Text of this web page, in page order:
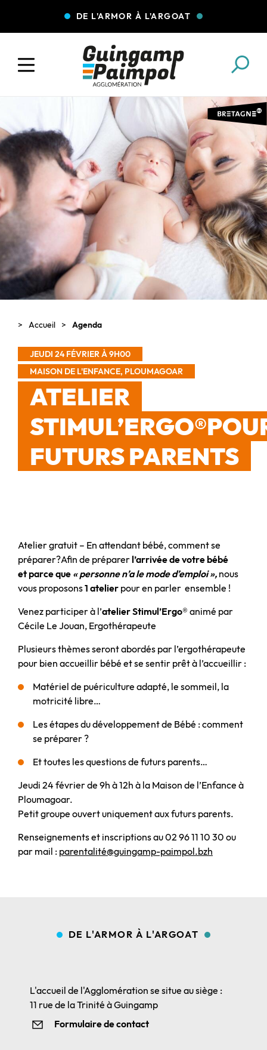
DE L'ARMOR À L'ARGOAT
COLLECTE DES DÉCHETS EAU ET ASSAINISSEMENT
ENFANCE JEUNESSE L'AGGLO' RECRUTE
ASSOCIATIONS PISCINES
Accueil Agenda
JEUDI 24 FÉVRIER À 9H00
MAISON DE L'ENFANCE, PLOUMAGOAR
ATELIER
FUTURS PARENTS
Atelier gratuit – En attendant bébé, comment se
préparer?Afin de préparer l’arrivée de votre bébé
et parce que « personne n’a le mode d’emploi », nous
vous proposons1 atelier pour en parler ensemble !
Venez participer à l’atelier Stimul’Ergo® animé par
Cécile Le Jouan, Ergothérapeute
Plusieurs thèmes seront abordés par l’ergothérapeute
pour bien accueillir bébé et se sentir prêt à l’accueillir :
Matériel de puériculture adapté, le sommeil, la
motricité libre…
Les étapes du développement de Bébé : comment
se préparer ?
Et toutes les questions de futurs parents…
Jeudi 24 février de 9h à 12h à la Maison de l’Enfance à
Ploumagoar.
Petit groupe ouvert uniquement aux futurs parents.
Renseignements et inscriptions au 02 96 11 10 30 ou
par mail : parentalité@guingamp-paimpol.bzh
DE L'ARMOR À L'ARGOAT
L'accueil de l'Agglomération se situe au siège :
11 rue de la Trinité à Guingamp
Formulaire de contact